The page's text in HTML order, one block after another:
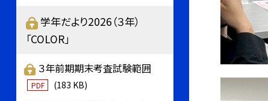
学年だより2026（３年）
「COLOR」
３年前期期末考査試験範囲
PDF (183 KB)